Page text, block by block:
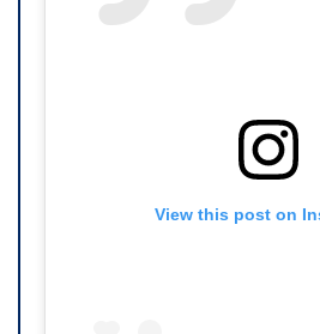
View this post on